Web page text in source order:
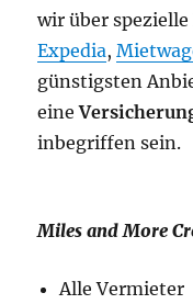
wir über
Expedia,
günstigsten
eine
inbegriffen sein.
Miles and More
Alle Vermieter